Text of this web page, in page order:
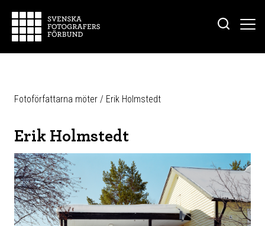
Fotoförfattarna möter / Erik Holmstedt
Erik Holmstedt